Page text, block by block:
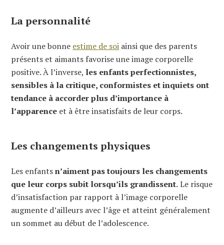
La personnalité
Avoir une bonne estime de soi ainsi que des parents
présents et aimants favorise une image corporelle
positive. À l’inverse, les enfants perfectionnistes,
sensibles à la critique, conformistes et inquiets ont
tendance à accorder plus d’importance à
l’apparence et à être insatisfaits de leur corps.
Les changements physiques
Les enfantsn’aiment pas toujours les changements
que leur corps subit lorsqu’ils grandissent.Le risque
d’insatisfaction par rapport à l’image corporelle
augmente d’ailleurs avec l’âge et atteint généralement
un sommet au début de l’adolescence.